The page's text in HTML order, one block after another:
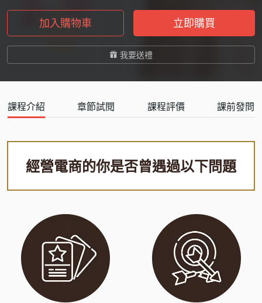
加入購物車 立即購買
我要送禮
課程介紹 章節試閱 課程評價 課前發問
經營電商的你是否曾遇過以下問題